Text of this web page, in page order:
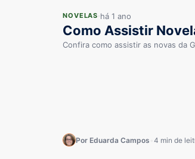
NOVELAS há 1 ano
Como Assistir
Confira como assistir as novas da
Por Eduarda Campos 4 min de